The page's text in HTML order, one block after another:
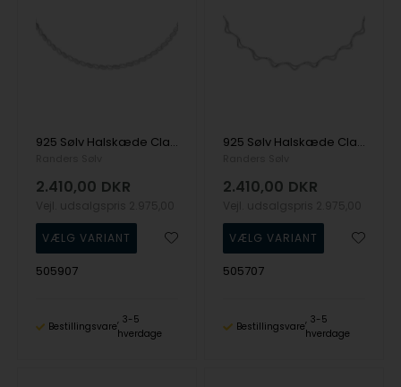
925 Sølv Halskæde Classic med Mat og blank overflade fra Randers Sølv
2.410,00 DKR
505907
Bestillingsvare
3-5
hverdage
925 Sølv Halskæde Classic med Mat og blank overflade fra Randers Sølv
2.410,00 DKR
505707
Bestillingsvare
3-5
hverdage